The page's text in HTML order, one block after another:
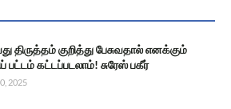
திருத்தம் குறித்து பேசுவதால் எனக்கும்
பட்டம் கட்டப்படலாம்! சுரேஸ் பகீர்
2025